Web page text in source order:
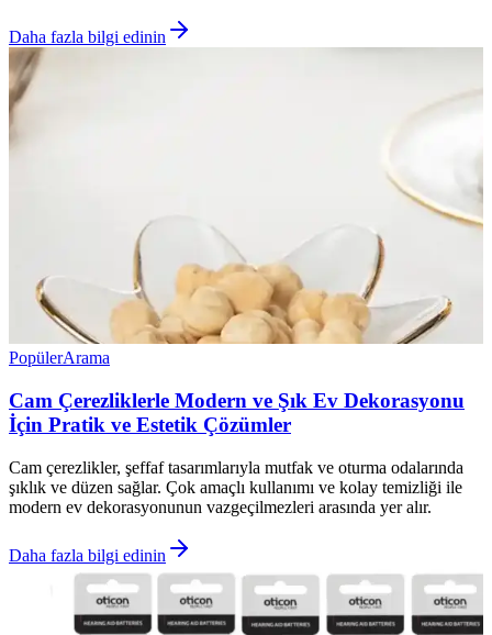
Daha fazla bilgi edinin
PopülerArama
Cam Çerezliklerle Modern ve Şık Ev Dekorasyonu
İçin Pratik ve Estetik Çözümler
Cam çerezlikler, şeffaf tasarımlarıyla mutfak ve oturma odalarında
şıklık ve düzen sağlar. Çok amaçlı kullanımı ve kolay temizliği ile
modern ev dekorasyonunun vazgeçilmezleri arasında yer alır.
Daha fazla bilgi edinin